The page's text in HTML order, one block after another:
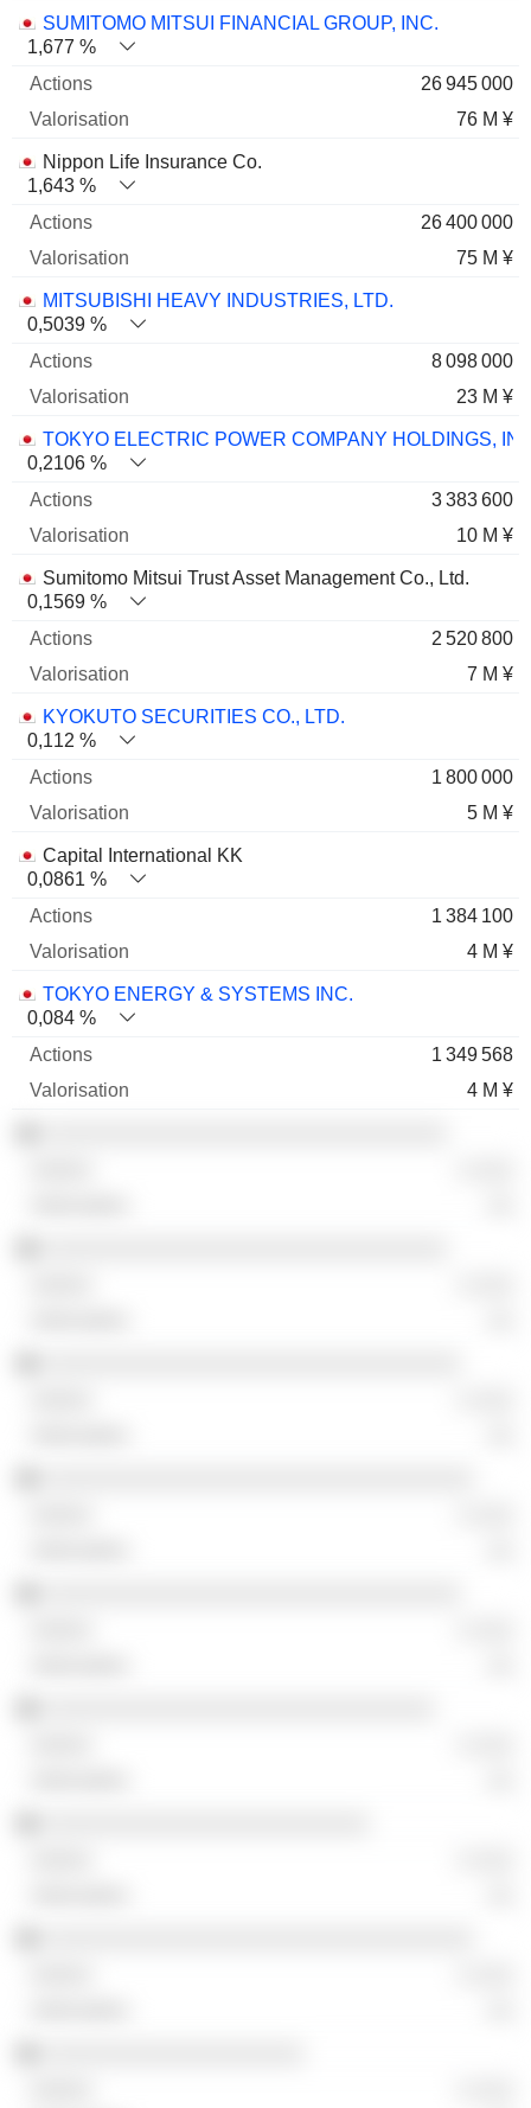
SUMITOMO MITSUI FINANCIAL GROUP, INC.
1,677 %
26 945 000
76 M ¥
Nippon Life Insurance Co.
1,643 %
26 400 000
75 M ¥
MITSUBISHI HEAVY INDUSTRIES, LTD.
0,5039 %
8 098 000
23 M ¥
TOKYO ELECTRIC POWER COMPANY HOLDINGS,
0,2106 %
3 383 600
10 M ¥
Sumitomo Mitsui Trust Asset Management Co., Ltd.
0,1569 %
2 520 800
7 M ¥
KYOKUTO SECURITIES CO., LTD.
0,112 %
1 800 000
5 M ¥
Capital International KK
0,0861 %
1 384 100
4 M ¥
TOKYO ENERGY & SYSTEMS INC.
0,084 %
1 349 568
4 M ¥